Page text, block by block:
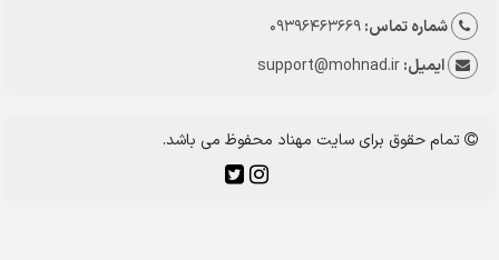
شماره تماس:09396463669
ایمیل:support@mohnad.ir
تمام حقوق برای سایت مهناد محفوظ می باشد.